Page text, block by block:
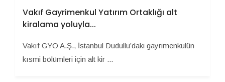
Vakıf Gayrimenkul Yatırım Ortaklığı alt
kiralama yoluyla...
Vakıf GYO A.Ş., İstanbul Dudullu’daki gayrimenkulün
kısmi bölümleri için alt kir ...